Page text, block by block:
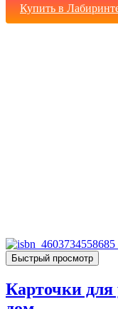
Купить в
Быстрый просмотр
Карточки